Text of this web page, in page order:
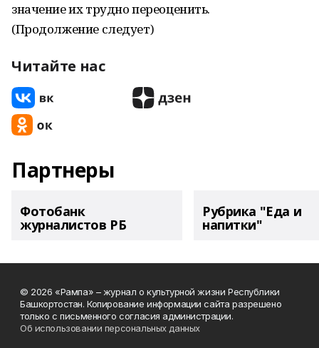
значение их трудно переоценить.
(Продолжение следует)
Читайте нас
Партнеры
Фотобанк
журналистов РБ
Рубрика "Еда и
напитки"
© 2026 «Рампа» – журнал о культурной жизни Республики
Башкортостан. Копирование информации сайта разрешено
только с письменного согласия администрации.
Об использовании персональных данных